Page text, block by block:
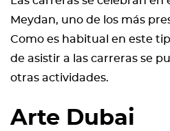
Meydan, uno de los más
Como es habitual en este
de asistir a las carreras se
otras actividades.
Arte Dubai